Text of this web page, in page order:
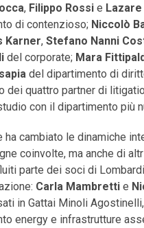
, Filippo Rossi e
di contenzioso; Niccolò
Karner, Stefano Nanni
del corporate; Mara
del dipartimento di
dei quattro partner di
con il dipartimento più
ha cambiato le dinamiche
coinvolte, ma anche di
parte dei soci di
Carla Mambretti e
in Gattai Minoli
energy e infrastrutture